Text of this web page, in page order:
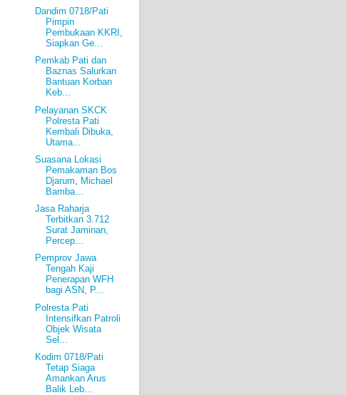
Dandim 0718/Pati
Pimpin
Pembukaan KKRI,
Siapkan Ge...
Pemkab Pati dan
Baznas Salurkan
Bantuan Korban
Keb...
Pelayanan SKCK
Polresta Pati
Kembali Dibuka,
Utama...
Suasana Lokasi
Pemakaman Bos
Djarum, Michael
Bamba...
Jasa Raharja
Terbitkan 3.712
Surat Jaminan,
Percep...
Pemprov Jawa
Tengah Kaji
Penerapan WFH
bagi ASN, P...
Polresta Pati
Intensifkan Patroli
Objek Wisata
Sel...
Kodim 0718/Pati
Tetap Siaga
Amankan Arus
Balik Leb...